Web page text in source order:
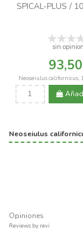
SPICAL-PLUS /
sin
Neoseiulus californicus,
Neoseiulus
Opiniones
Reviews by revi